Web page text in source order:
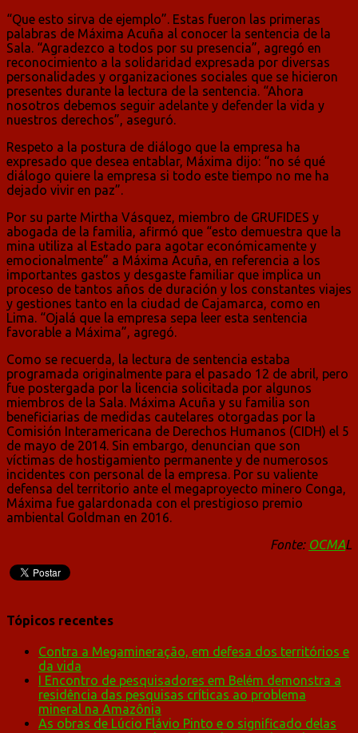
“Que esto sirva de ejemplo”. Estas fueron las primeras
palabras de Máxima Acuña al conocer la sentencia de la
Sala. “Agradezco a todos por su presencia”, agregó en
reconocimiento a la solidaridad expresada por diversas
personalidades y organizaciones sociales que se hicieron
presentes durante la lectura de la sentencia. “Ahora
nosotros debemos seguir adelante y defender la vida y
nuestros derechos”, aseguró.
Respeto a la postura de diálogo que la empresa ha
expresado que desea entablar, Máxima dijo: “no sé qué
diálogo quiere la empresa si todo este tiempo no me ha
dejado vivir en paz”.
Por su parte Mirtha Vásquez, miembro de GRUFIDES y
abogada de la familia, afirmó que “esto demuestra que la
mina utiliza al Estado para agotar económicamente y
emocionalmente” a Máxima Acuña, en referencia a los
importantes gastos y desgaste familiar que implica un
proceso de tantos años de duración y los constantes viajes
y gestiones tanto en la ciudad de Cajamarca, como en
Lima. “Ojalá que la empresa sepa leer esta sentencia
favorable a Máxima”, agregó.
Como se recuerda, la lectura de sentencia estaba
programada originalmente para el pasado 12 de abril, pero
fue postergada por la licencia solicitada por algunos
miembros de la Sala. Máxima Acuña y su familia son
beneficiarias de medidas cautelares otorgadas por la
Comisión Interamericana de Derechos Humanos (CIDH) el 5
de mayo de 2014. Sin embargo, denuncian que son
víctimas de hostigamiento permanente y de numerosos
incidentes con personal de la empresa. Por su valiente
defensa del territorio ante el megaproyecto minero Conga,
Máxima fue galardonada con el prestigioso premio
ambiental Goldman en 2016.
Fonte: OCMAL
Tópicos recentes
Contra a Megamineração, em defesa dos territórios e
da vida
I Encontro de pesquisadores em Belém demonstra a
residência das pesquisas críticas ao problema
mineral na Amazônia
As obras de Lúcio Flávio Pinto e o significado delas